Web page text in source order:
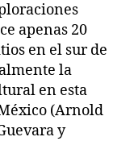
apenas 20
en el sur de
la
en esta
(Arnold
y